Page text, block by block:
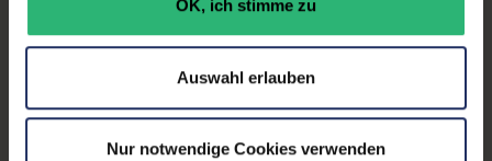
OK, ich stimme zu
Auswahl erlauben
Nur notwendige Cookies verwenden
GHz
Maße (LxBxH): 204,5 x 307,8 x 18 mm